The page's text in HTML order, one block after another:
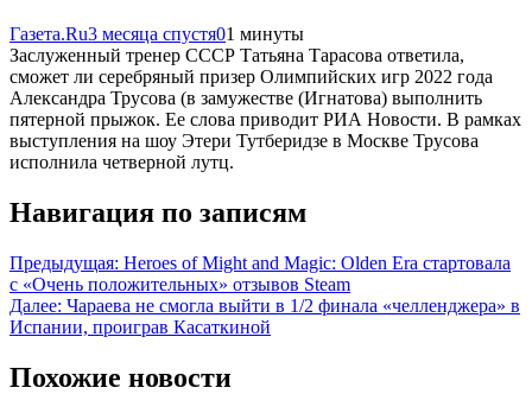
Газета.Ru3 месяца спустя01 минуты
Заслуженный тренер СССР Татьяна Тарасова ответила,
сможет ли серебряный призер Олимпийских игр 2022 года
Александра Трусова (в замужестве (Игнатова) выполнить
пятерной прыжок. Ее слова приводит РИА Новости. В рамках
выступления на шоу Этери Тутберидзе в Москве Трусова
исполнила четверной лутц.
Навигация по записям
Предыдущая: Heroes of Might and Magic: Olden Era стартовала
с «Очень положительных» отзывов Steam
Далее: Чараева не смогла выйти в 1/2 финала «челленджера» в
Испании, проиграв Касаткиной
Похожие новости